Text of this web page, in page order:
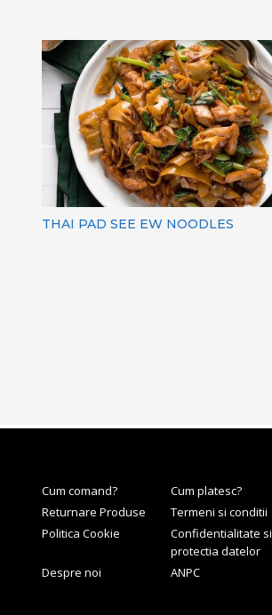
THAI PAD SEE EW NOODLES
Cum comand?
Cum platesc?
Returnare Produse
Termeni si conditii
Politica Cookie
Confidentialitate si
protectia datelor
Despre noi
ANPC